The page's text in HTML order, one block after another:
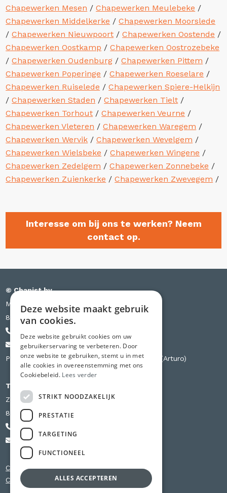
Chapewerken Mesen /Chapewerken Meulebeke /
Chapewerken Middelkerke /Chapewerken Moorslede
/Chapewerken Nieuwpoort /Chapewerken Oostende /
Chapewerken Oostkamp /Chapewerken Oostrozebeke
/Chapewerken Oudenburg /Chapewerken Pittem /
Chapewerken Poperinge /Chapewerken Roeselare /
Chapewerken Ruiselede /Chapewerken Spiere-Helkijn
/Chapewerken Staden /Chapewerken Tielt /
Chapewerken Torhout /Chapewerken Veurne /
Chapewerken Vleteren /Chapewerken Waregem /
Chapewerken Wervik /Chapewerken Wevelgem /
Chapewerken Wielsbeke /Chapewerken Wingene /
Chapewerken Zedelgem /Chapewerken Zonnebeke /
Chapewerken Zuienkerke /Chapewerken Zwevegem /
Interesse om bij ons te werken? Neem
contact op.
© Chapist bv
Meensesteenweg 385 bus S03
8501 Kortrijk
info@chapist.be
Partner van Knauf, Weber, Betopor, Uzin Utz (Arturo)
Tweede vestiging
Zilverbergstraat 240 D
8800 Roeselare
+32 56 980 741
info@chapist.be
Chapewerken Oost-Vlaanderen
Chapewerken West-Vlaanderen
Deze website maakt gebruik
van cookies.
Deze website gebruikt cookies om uw
gebruikerservaring te verbeteren. Door
onze website te gebruiken, stemt u in met
alle cookies in overeenstemming met ons
Cookiebeleid. Lees verder
STRIKT NOODZAKELIJK
PRESTATIE
TARGETING
FUNCTIONEEL
ALLES ACCEPTEREN